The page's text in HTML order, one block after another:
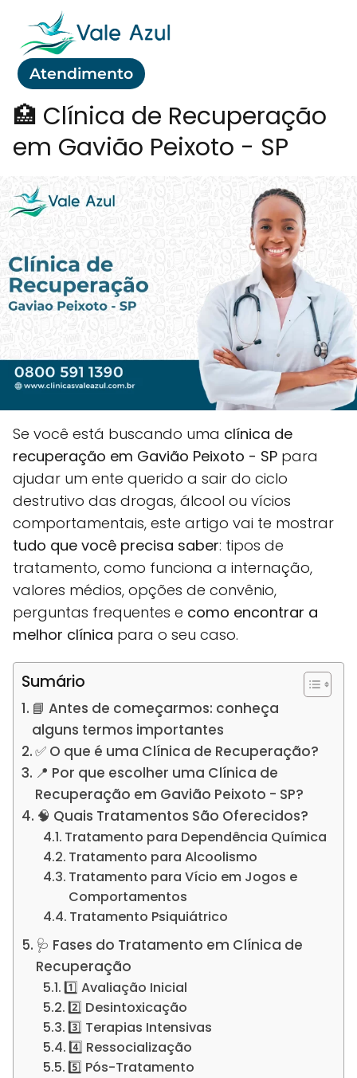
Atendimento
🏥 Clínica de Recuperação
em Gavião Peixoto - SP
Se você está buscando uma clínica de
recuperação em Gavião Peixoto - SP para
ajudar um ente querido a sair do ciclo
destrutivo das drogas, álcool ou vícios
comportamentais, este artigo vai te mostrar
tudo que você precisa saber: tipos de
tratamento, como funciona a internação,
valores médios, opções de convênio,
perguntas frequentes e como encontrar a
melhor clínica para o seu caso.
Sumário
📘 Antes de começarmos: conheça
alguns termos importantes
✅ O que é uma Clínica de Recuperação?
📍 Por que escolher uma Clínica de
Recuperação em Gavião Peixoto - SP?
🧠 Quais Tratamentos São Oferecidos?
Tratamento para Dependência Química
Tratamento para Alcoolismo
Tratamento para Vício em Jogos e
Comportamentos
Tratamento Psiquiátrico
🩺 Fases do Tratamento em Clínica de
Recuperação
1️⃣ Avaliação Inicial
2️⃣ Desintoxicação
3️⃣ Terapias Intensivas
4️⃣ Ressocialização
5️⃣ Pós-Tratamento